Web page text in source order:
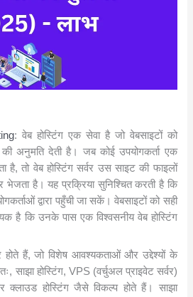
: वेब होस्टिंग एक सेवा है जो वेबसाइटों को
अनुमति देती है। जब कोई उपयोगकर्ता एक
है, तो वेब होस्टिंग सर्वर उस साइट की फाइलों
भेजता है। यह प्रक्रिया सुनिश्चित करती है कि
द्वारा पहुँची जा सकें। वेबसाइटों को सही
है कि उनके पास एक विश्वसनीय वेब होस्टिंग
होते हैं, जो विशेष आवश्यकताओं और उद्देश्यों के
साझा होस्टिंग, VPS (वर्चुअल प्राइवेट सर्वर)
क्लाउड होस्टिंग जैसे विकल्प होते हैं। साझा